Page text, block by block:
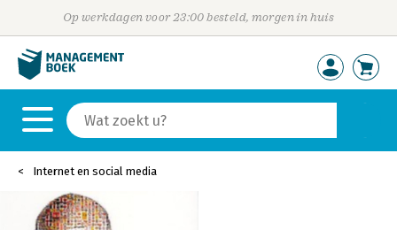
Op werkdagen voor 23:00 besteld, morgen in huis
Internet en social media